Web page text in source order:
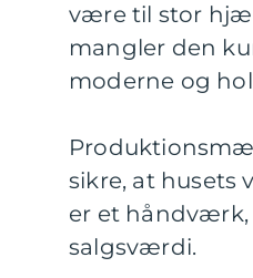
være til stor
mangler den
moderne og
sikre, at husets
er et
salgsværdi.